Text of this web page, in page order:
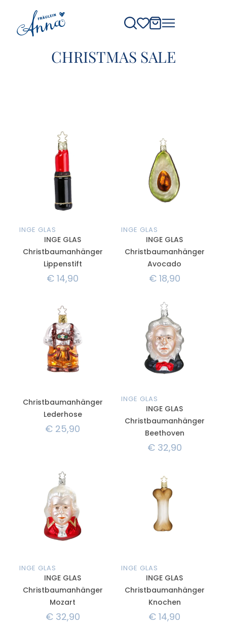
CHRISTMAS SALE
INGE GLAS
INGE GLAS
Christbaumanhänger
Lippenstift
€ 14,90
INGE GLAS
INGE GLAS
Christbaumanhänger
Avocado
€18,90
Christbaumanhänger
Lederhose
€ 25,90
INGE GLAS
INGE GLAS
Christbaumanhänger
Beethoven
€32,90
INGE GLAS
INGE GLAS
Christbaumanhänger
Mozart
€32,90
INGE GLAS
INGE GLAS
Christbaumanhänger
Knochen
€ 14,90